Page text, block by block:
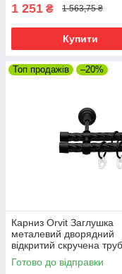
1 251 ₴ 1 563,75 ₴
Купити
Топ продажів –20%
Карниз Orvit Заглушка
металевий дворядний
відкритий скручена
кільце металеве Чорний
Оксамит 19\19 мм 300
Готово до відправки